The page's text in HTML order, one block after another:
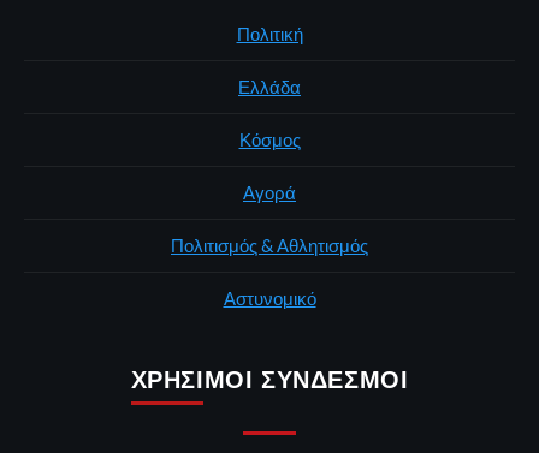
Πολιτική
Ελλάδα
Κόσμος
Αγορά
Πολιτισμός & Αθλητισμός
Αστυνομικό
ΧΡΉΣΙΜΟΙ ΣΎΝΔΕΣΜΟΙ